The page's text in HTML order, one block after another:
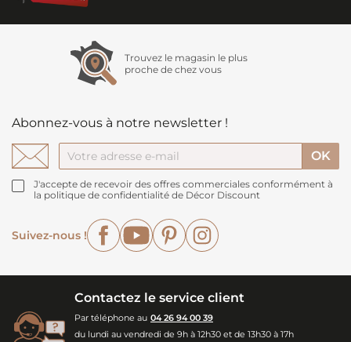
Trouvez le magasin le plus
proche de chez vous
Abonnez-vous à notre newsletter !
J'accepte de recevoir des offres commerciales conformément à
la politique de confidentialité de Décor Discount
Suivez-nous !
FacebookYouTubePinterest
Contactez le service client
Par téléphone au 04 26 94 00 39
du lundi au vendredi de 9h à 12h30 et de 13h30 à 17h